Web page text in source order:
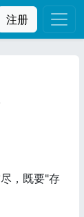
注册
，既要"存